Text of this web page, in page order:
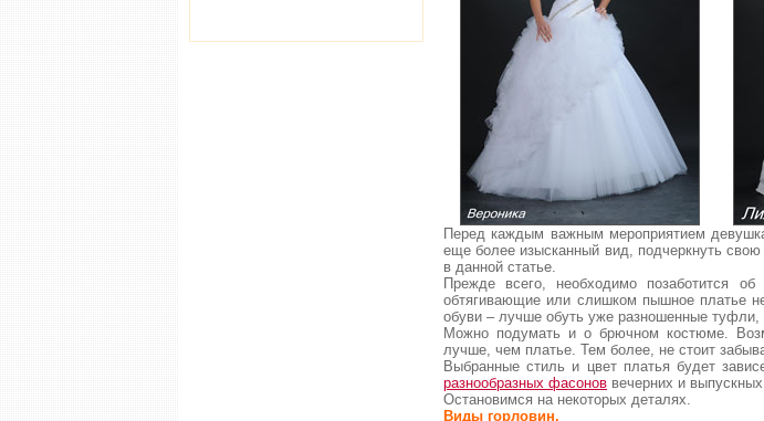
Перед каждым важным мероприятием
еще более изысканный вид, подчеркнуть
в данной статье.
Прежде всего, необходимо позаботится
обтягивающие или слишком пышное платье
обуви – лучше обуть уже разношенные туфли,
Можно подумать и о брючном костюме.
лучше, чем платье. Тем более, не стоит
Выбранные стиль и цвет платья будет
разнообразных фасонов вечерних и
Остановимся на некоторых деталях.
Виды горловин.